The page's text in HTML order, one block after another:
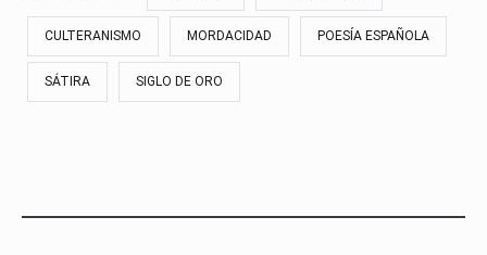
CULTERANISMO MORDACIDAD POESÍA ESPAÑOLA
SÁTIRA SIGLO DE ORO